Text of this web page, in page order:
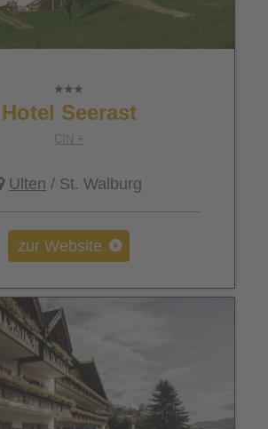
Hotel Seerast
CIN +
Ulten / St. Walburg
zur Website